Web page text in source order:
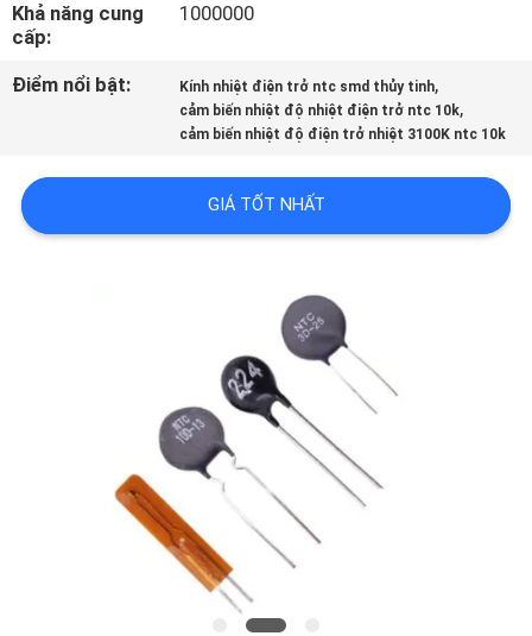
KIỂM
LƯỢNG
Khả năng cung
cấp:
1000000
Điểm nổi bật: Kính nhiệt điện trở ntc smd thủy tinh,
cảm biến nhiệt độ nhiệt điện trở ntc 10k,
cảm biến nhiệt độ điện trở nhiệt 3100K ntc 10k
GIÁ TỐT NHẤT